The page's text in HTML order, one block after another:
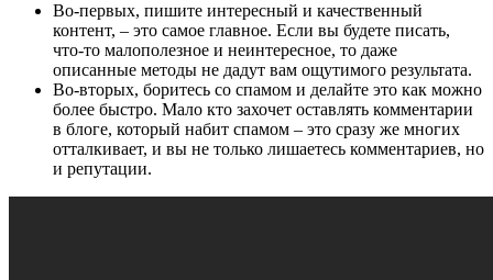
Во-первых, пишите интересный и качественный
контент, – это самое главное. Если вы будете писать,
что-то малополезное и неинтересное, то даже
описанные методы не дадут вам ощутимого результата.
Во-вторых, боритесь со спамом и делайте это как можно
более быстро. Мало кто захочет оставлять комментарии
в блоге, который набит спамом – это сразу же многих
отталкивает, и вы не только лишаетесь комментариев, но
и репутации.